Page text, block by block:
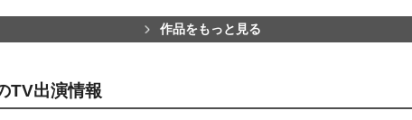
作品をもっと見る
TV出演情報